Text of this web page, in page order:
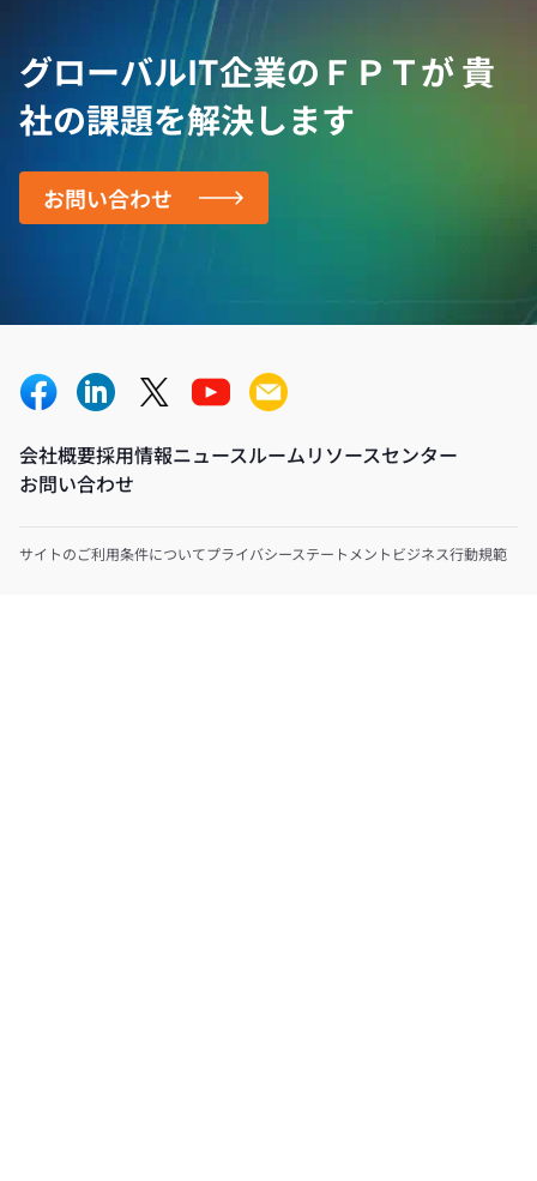
グローバルIT企業のＦＰＴが貴
社の課題を解決します
お問い合わせ
会社概要採用情報ニュースルームリソースセンター
お問い合わせ
サイトのご利用条件についてプライバシーステートメント ビジネス行動規範